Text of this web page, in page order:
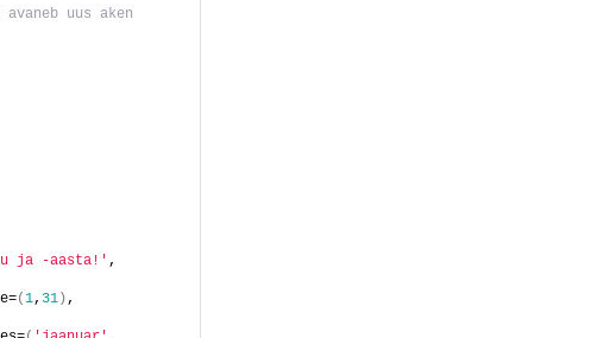
uus aken
ja -aasta!' ,
(1, 31 ) ,